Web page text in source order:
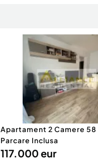
Apartament 2 Camere 58
Parcare Inclusa
117.000 eur